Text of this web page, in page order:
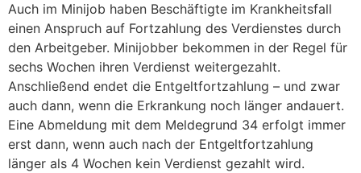
Auch im Minijob haben Beschäftigte im Krankheitsfall
einen Anspruch auf Fortzahlung des Verdienstes durch
den Arbeitgeber. Minijobber bekommen in der Regel für
sechs Wochen ihren Verdienst weitergezahlt.
Anschließend endet die Entgeltfortzahlung – und zwar
auch dann, wenn die Erkrankung noch länger andauert.
Eine Abmeldung mit dem Meldegrund 34 erfolgt immer
erst dann, wenn auch nach der Entgeltfortzahlung
länger als 4 Wochen kein Verdienst gezahlt wird.